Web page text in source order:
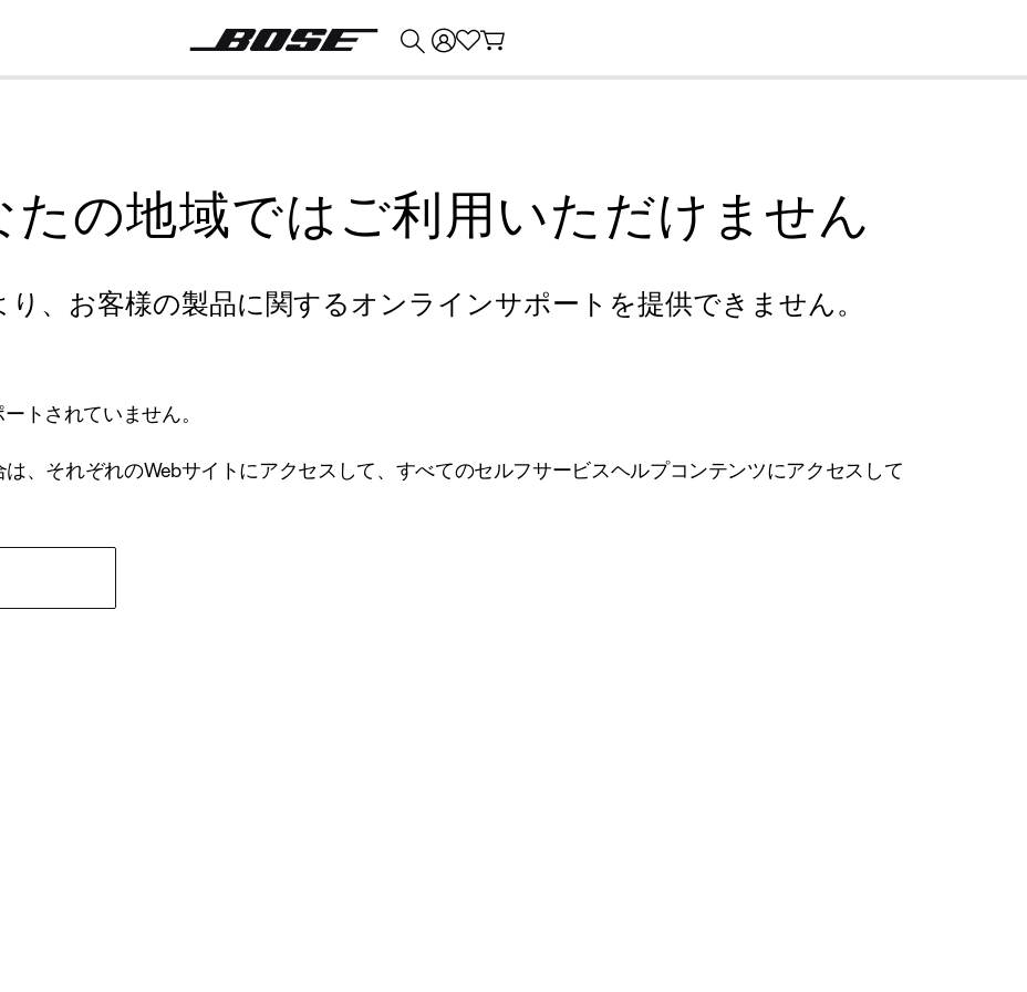
たの地域ではご利用いただけません
、お客様の製品に関するオンラインサポートを提供できません。
トされていません。
、それぞれのWebサイトにアクセスして、すべてのセルフサービスヘルプコンテンツにアクセスして